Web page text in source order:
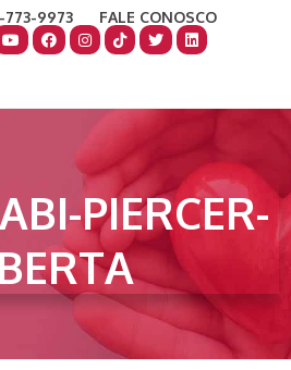
773-9973
FALE CONOSCO
PIERCER-